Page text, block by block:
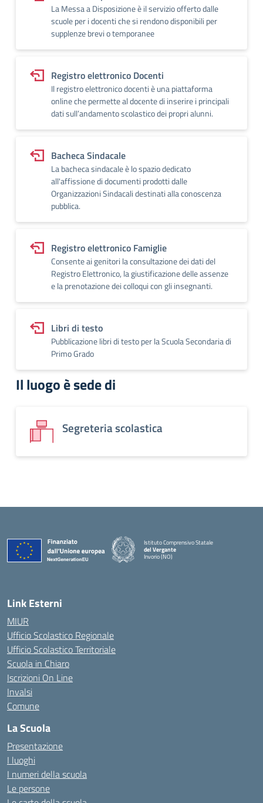
La Messa a Disposizione è il servizio offerto dalle
scuole per i docenti che si rendono disponibili per
supplenze brevi o temporanee
Registro elettronico Docenti
Il registro elettronico docenti è una piattaforma
online che permette al docente di inserire i principali
dati sull’andamento scolastico dei propri alunni.
Bacheca Sindacale
La bacheca sindacale è lo spazio dedicato
all'affissione di documenti prodotti dalle
Organizzazioni Sindacali destinati alla conoscenza
pubblica.
Registro elettronico Famiglie
Consente ai genitori la consultazione dei dati del
Registro Elettronico, la giustificazione delle assenze
e la prenotazione dei colloqui con gli insegnanti.
Libri di testo
Pubblicazione libri di testo per la Scuola Secondaria di
Primo Grado
Il luogo è sede di
Segreteria scolastica
Istituto Comprensivo Statale
del Vergante
Invorio (NO)
Link Esterni
MIUR
Ufficio Scolastico Regionale
Ufficio Scolastico Territoriale
Scuola in Chiaro
Iscrizioni On Line
Invalsi
Comune
La Scuola
Presentazione
I luoghi
I numeri della scuola
Le persone